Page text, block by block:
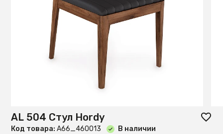
AL 504 Стул Hordy
Код товара: A66_460013 В наличии